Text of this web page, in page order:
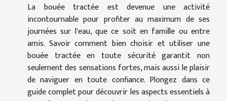
La bouée tractée est devenue une activité
incontournable pour profiter au maximum de ses
journées sur l'eau, que ce soit en famille ou entre
amis. Savoir comment bien choisir et utiliser une
bouée tractée en toute sécurité garantit non
seulement des sensations fortes, mais aussi le plaisir
de naviguer en toute confiance. Plongez dans ce
guide complet pour découvrir les aspects essentiels à